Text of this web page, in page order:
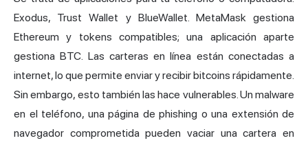
Exodus, Trust Wallet y BlueWallet. MetaMask gestiona
Ethereum y tokens compatibles; una aplicación aparte
gestiona BTC. Las carteras en línea están conectadas a
internet, lo que permite enviar y recibir bitcoins rápidamente.
Sin embargo, esto también las hace vulnerables. Un malware
en el teléfono, una página de phishing o una extensión de
navegador comprometida pueden vaciar una cartera en